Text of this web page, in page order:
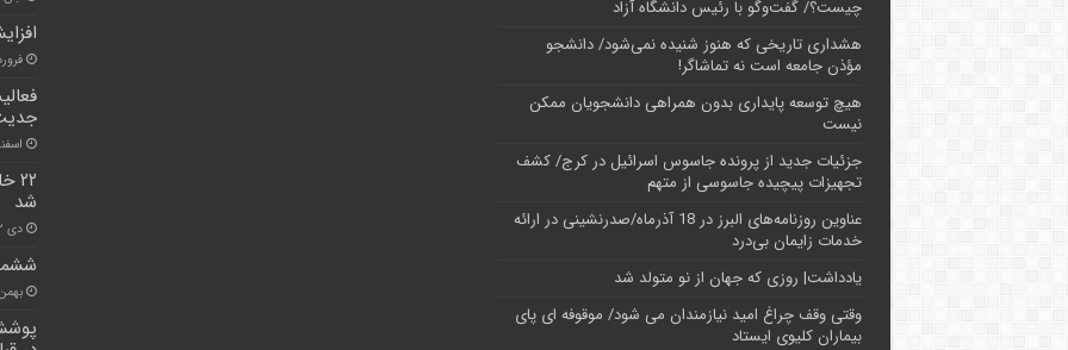
چیست؟/ گفت‌وگو با رئیس دانشگاه آز‌اد
هشداری تاریخی که هنوز شنیده نمی‌شود/ دانشجو
مؤذن جامعه است نه تماشاگر!
هیچ توسعه پایداری بدون همراهی دانشجویان ممکن
نیست
جزئیات جدید از پرونده جاسوس اسرائیل در کرج/‌ کشف
تجهیزات پیچیده جاسوسی از متهم
عناوین روزنامه‌های البرز در ‌18 آذرماه/صدرنشینی در ارائه
خدمات زایمان بی‌درد
یادداشت| روزی که جهان از نو متولد شد
وقتی وقف چراغ امید نیازمندان می شود/ موقوفه ای پای
بیماران کلیوی ایستاد
افزایش ۳۰ درصدی
اسفند
شد
دی ۲۲, ۱۴۰۰
بهمن ۲,